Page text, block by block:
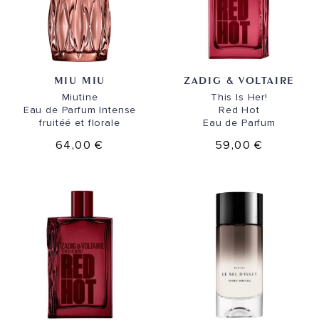
MIU MIU
Miutine
Eau de Parfum Intense
fruitéé et florale
64,00 €
ZADIG & VOLTAIRE
This Is Her!
Red Hot
Eau de Parfum
59,00 €